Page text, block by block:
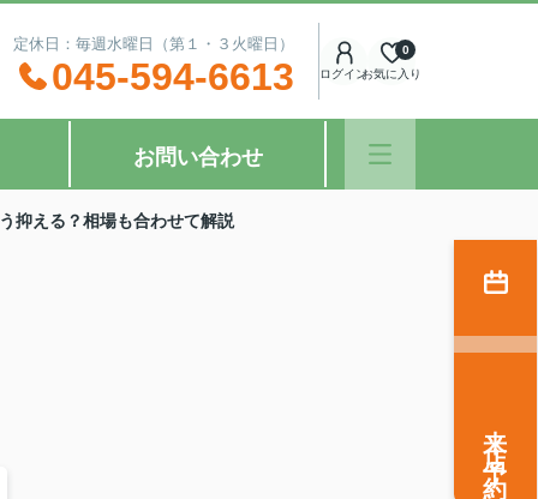
休日：毎週水曜日（第１・３火曜日）
045-594-6613 ログインお気に入り
0
お問い合わせ
抑える？相場も合わせて解説
来店予約